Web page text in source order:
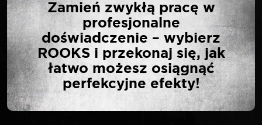
OPINIĘ O „ROOKS
ZESTAW BITÓW Z
UCHWYTEM
MAGNETYCZNYM 13
ELEMENTÓW CRV”
Zamień zwykłą pracę w
profesjonalne
doświadczenie – wybierz
ROOKS i przekonaj się, jak
łatwo możesz osiągnąć
perfekcyjne efekty!